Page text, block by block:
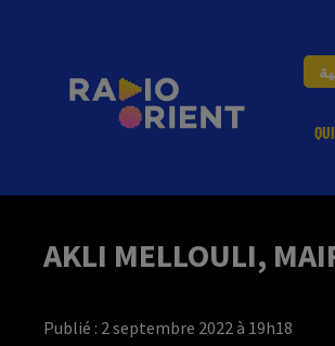
AKLI MELLOULI,
Publié : 2 septembre 2022 à 19h18